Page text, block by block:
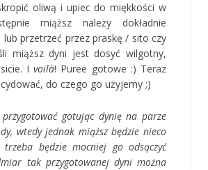
oliwą i upiec do miękkości w
miąższ należy dokładnie
przetrzeć przez praskę / sito czy
miąższ dyni jest dosyć wilgotny,
Ivoilà! Puree gotowe :) Teraz
do czego go użyjemy ;)
gotując dynię na parze
wtedy jednak miąższ będzie nieco
będzie mocniej go odsączyć
tak przygotowanej dyni można